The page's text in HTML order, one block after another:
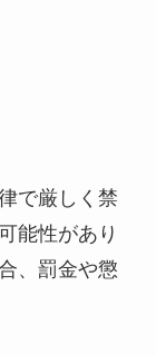
で厳しく禁
能性があり
、罰金や懲